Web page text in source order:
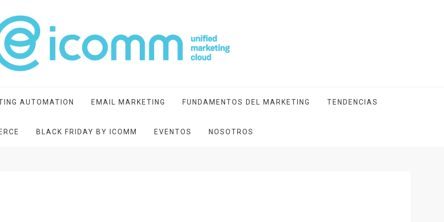
AUTOMATION EMAIL MARKETING FUNDAMENTOS DEL MARKETING TENDENCIAS
BLACK FRIDAY BY ICOMM EVENTOS NOSOTROS